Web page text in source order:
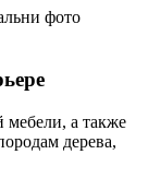
мебели, а также
дерева,